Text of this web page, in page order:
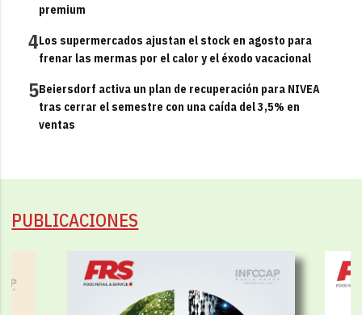
premium
4Los supermercados ajustan el stock en agosto para
frenar las mermas por el calor y el éxodo vacacional
5Beiersdorf activa un plan de recuperación para NIVEA
tras cerrar el semestre con una caída del 3,5% en
ventas
PUBLICACIONES